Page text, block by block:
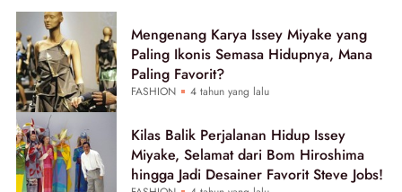
Mengenang Karya Issey Miyake yang
Paling Ikonis Semasa Hidupnya, Mana
Paling Favorit?
FASHION 4 tahun yang lalu
Kilas Balik Perjalanan Hidup Issey
Miyake, Selamat dari Bom Hiroshima
hingga Jadi Desainer Favorit Steve Jobs!